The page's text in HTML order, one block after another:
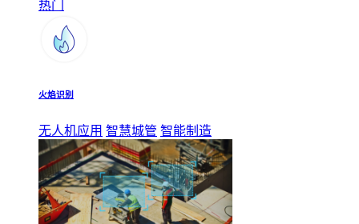
热门
火焰识别
无人机应用 智慧城管 智能制造